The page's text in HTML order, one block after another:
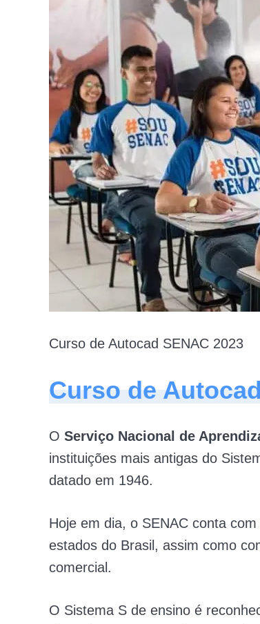
Curso de Autocad SENAC 2023
Curso de
O Serviço Nacional de
instituições mais antigas do
datado em 1946.
Hoje em dia, o SENAC conta
estados do Brasil, assim como
comercial.
O Sistema S de ensino é